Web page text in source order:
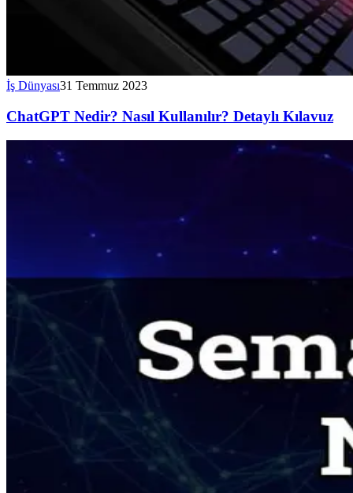
İş Dünyası31 Temmuz 2023
ChatGPT Nedir? Nasıl Kullanılır? Detaylı Kılavuz